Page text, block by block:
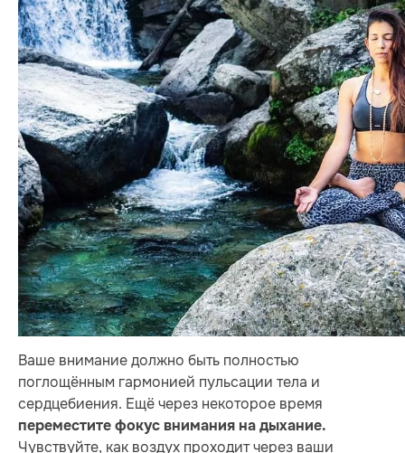
Ваше внимание должно быть полностью
поглощённым гармонией пульсации тела и
сердцебиения. Ещё через некоторое время
переместите фокус внимания на дыхание.
Чувствуйте, как воздух проходит через ваши